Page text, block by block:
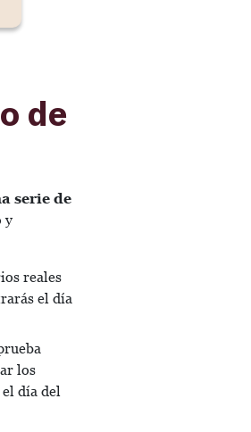
de
serie de
y
reales
el día
los
día del